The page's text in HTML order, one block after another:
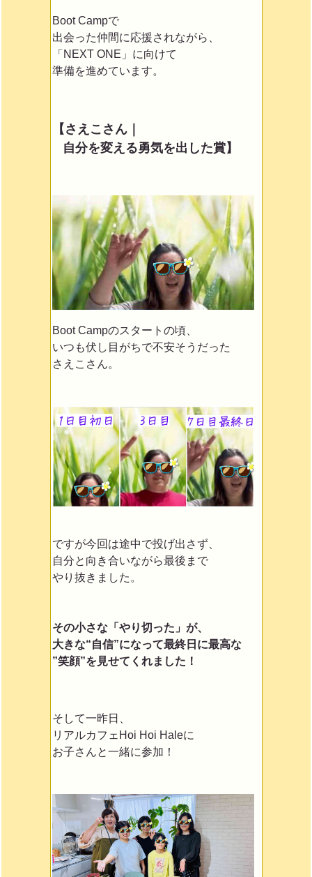
Boot Campで
出会った仲間に応援されながら、
「NEXT ONE」に向けて
準備を進めています。
【さえこさん｜
自分を変える勇気を出した賞】
Boot Campのスタートの頃、
いつも伏し目がちで不安そうだった
さえこさん。
ですが今回は途中で投げ出さず、
自分と向き合いながら最後まで
やり抜きました。
その小さな「やり切った」が、
大きな“自信”になって最終日に最高な
”笑顔”を見せてくれました！
そして一昨日、
リアルカフェHoi Hoi Haleに
お子さんと一緒に参加！